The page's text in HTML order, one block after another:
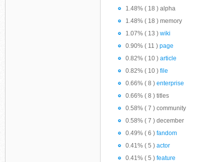
1.48% ( 18 ) alpha
1.48% ( 18 ) memory
1.07% ( 13 ) wiki
0.90% ( 11 ) page
0.82% ( 10 ) article
0.82% ( 10 ) file
0.66% ( 8 ) enterprise
0.66% ( 8 ) titles
0.58% ( 7 ) community
0.58% ( 7 ) december
0.49% ( 6 ) fandom
0.41% ( 5 ) actor
0.41% ( 5 ) feature